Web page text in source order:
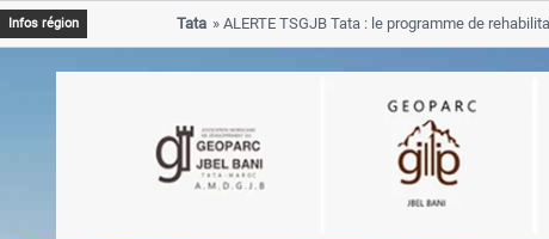
Infos région Tata
ALERTE TSGJB Tata : le programme de
progresse dans les zones sinistrees